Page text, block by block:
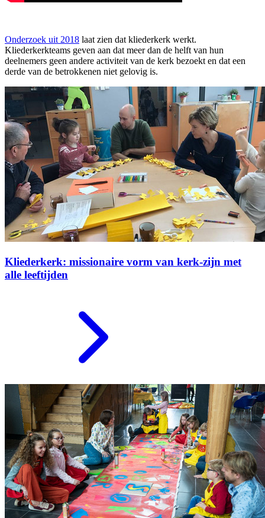
Onderzoek uit 2018 laat zien dat kliederkerk werkt.
Kliederkerkteams geven aan dat meer dan de helft van hun
deelnemers geen andere activiteit van de kerk bezoekt en dat een
derde van de betrokkenen niet gelovig is.
Kliederkerk: missionaire vorm van kerk-zijn met
alle leeftijden